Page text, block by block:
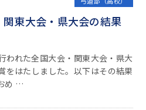
関東大会・県大会の結果
われた全国大会・関東大会・県大
をはたしました。以下はその結果
め …